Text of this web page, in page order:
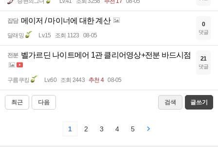
잡담 메이저 / 마이너에 대한 계산
달래밍 Lv.15 조회 1123 08-05
0
댓글
전분 벨가르딘 나이트메어 1관 클리어영상+전분 바드시점
구름쿠킹 Lv.60 조회 2443 추천 4 08-05
21
댓글
최근 다음 검색 글쓰기
1 2 3 4 5